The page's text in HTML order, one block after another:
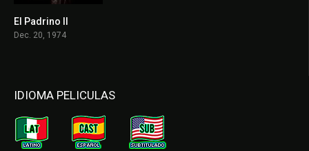
El Padrino II
Dec. 20, 1974
IDIOMA PELICULAS